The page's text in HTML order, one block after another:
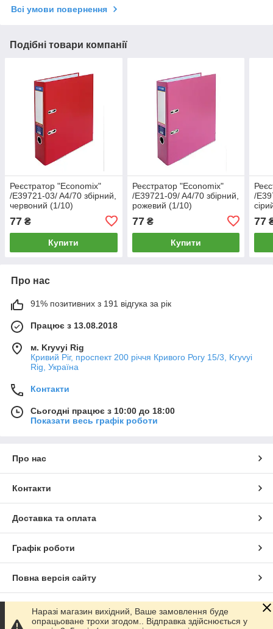
Всі умови повернення
Подібні товари компанії
Реєстратор "Economix"
/E39721-03/ A4/70 збірний,
червоний (1/10)
77 ₴
Купити
Реєстратор "Economix"
/E39721-09/ A4/70 збірний,
рожевий (1/10)
77₴
Купити
/
77
Про нас
91% позитивних з 191 відгука за рік
Працює з 13.08.2018
м. Kryvyi Rig
Кривий Ріг, проспект 200 річчя Кривого Рогу 15/3, Kryvyi
Rig, Україна
Контакти
Сьогодні працює з 10:00 до 18:00
Показати весь графік роботи
Про нас
Контакти
Доставка та оплата
Графік роботи
Повна версія сайту
Сайт створено на маркетплейсі
Наразі магазин вихідний, Ваше замовлення буде
опрацьоване трохи згодом.. Відправка здійснюється у